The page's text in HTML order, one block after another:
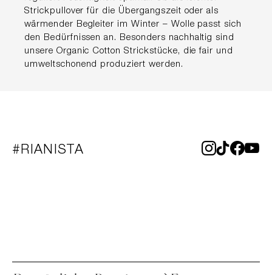
Strickpullover für die Übergangszeit oder als
wärmender Begleiter im Winter – Wolle passt sich
den Bedürfnissen an. Besonders nachhaltig sind
unsere Organic Cotton Strickstücke, die fair und
umweltschonend produziert werden.
#RIANISTA